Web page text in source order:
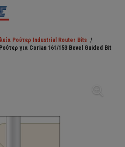
Ρούτερ Industrial Router Bits /
Ρούτερ για Corian 161/153 Bevel Guided Bit